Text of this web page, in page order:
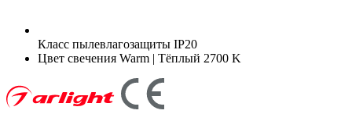
Класс пылевлагозащиты IP20
Цвет свечения Warm | Тёплый 2700 K